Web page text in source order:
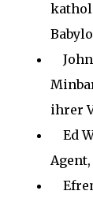
ihrer
Ed